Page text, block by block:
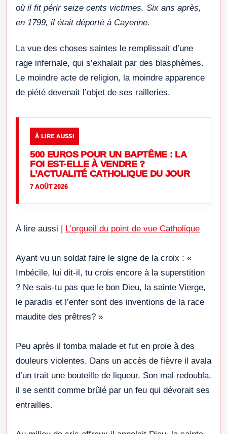
où il fit périr seize cents victimes. Six ans après,
en 1799, il était déporté à Cayenne.
La vue des choses saintes le remplissait d’une
rage infernale, qui s’exhalait par des blasphèmes.
Le moindre acte de religion, la moindre apparence
de piété devenait l’objet de ses railleries.
À LIRE AUSSI
500 EUROS POUR UN BAPTÊME : LA
FOI EST-ELLE À VENDRE ?
L’ACTUALITÉ CATHOLIQUE DU JOUR
7 AOÛT 2026
À lire aussi | L’orgueil du point de vue Catholique
Ayant vu un soldat faire le signe de la croix : «
Imbécile, lui dit-il, tu crois encore à la superstition
? Ne sais-tu pas que le bon Dieu, la sainte Vierge,
le paradis et l’enfer sont des inventions de la race
maudite des prêtres? »
Peu après il tomba malade et fut en proie à des
douleurs violentes. Dans un accès de fièvre il avala
d’un trait une bouteille de liqueur. Son mal redoubla,
il se sentit comme brûlé par un feu qui dévorait ses
entrailles.